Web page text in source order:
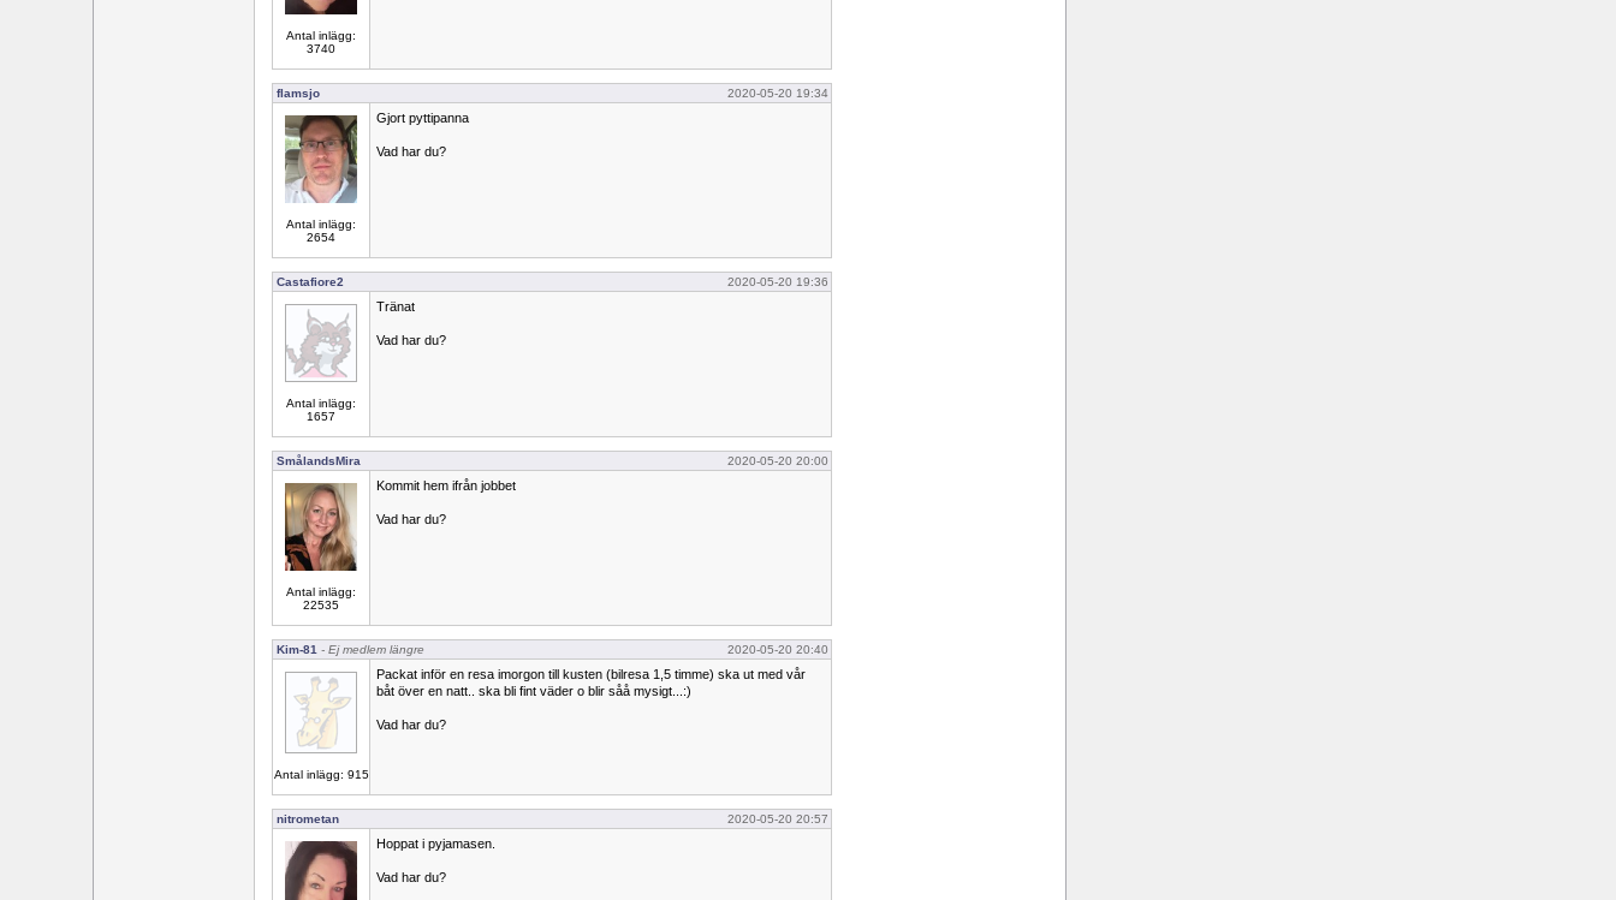
Antal inlägg:
3740
flamsjo 2020-05-20 19:34
Antal inlägg:
2654
Gjort pyttipanna
Vad har du?
Castafiore2 2020-05-20 19:36
Antal inlägg:
1657
Tränat
Vad har du?
SmålandsMira 2020-05-20 20:00
Antal inlägg:
22535
Kommit hem ifrån jobbet
Vad har du?
Kim-81 - Ej medlem längre 2020-05-20 20:40
Antal inlägg: 915
Packat inför en resa imorgon till kusten (bilresa 1,5 timme) ska ut med vår
båt över en natt.. ska bli fint väder o blir såå mysigt...:)
Vad har du?
nitrometan 2020-05-20 20:57
Hoppat i pyjamasen.
Vad har du?